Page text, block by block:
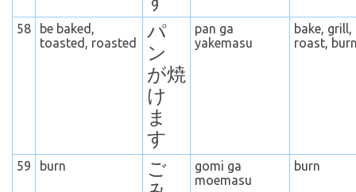
58
be baked,
toasted, roasted
パ
ン
が焼
け
ま
す
pan ga
yakemasu
bake, grill,
roast,
59 burn
ご
gomi ga
moemasu
burn